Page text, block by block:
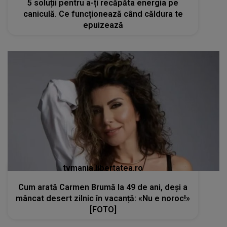
5 soluții pentru a-ți recăpăta energia pe
caniculă. Ce funcționează când căldura te
epuizează
tvmania.libertatea.ro
Cum arată Carmen Brumă la 49 de ani, deși a
mâncat desert zilnic în vacanță: «Nu e noroc!»
[FOTO]